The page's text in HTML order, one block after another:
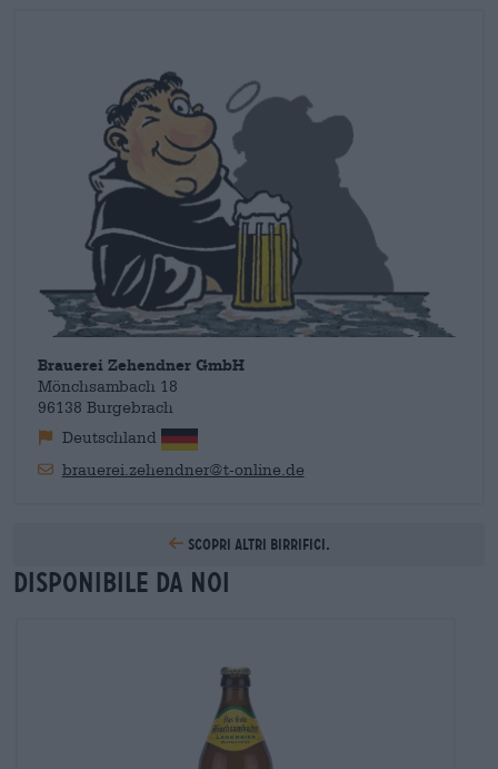
Franconia e la perfetta figura della buona birra
Mönchsambach.
Brauerei Zehendner GmbH
Mönchsambach 18
96138 Burgebrach
Deutschland
brauerei.zehendner@t-online.de
Scopri altri birrifici.
Disponibile da noi